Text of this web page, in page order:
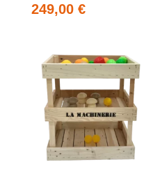
249,00 €